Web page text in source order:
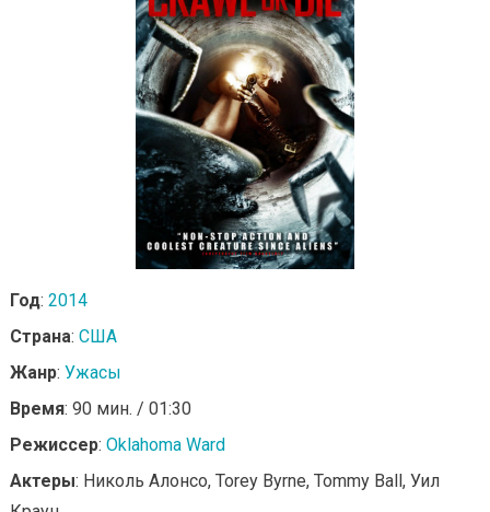
Год: 2014
Страна: США
Жанр: Ужасы
Время: 90 мин. / 01:30
Режиссер: Oklahoma Ward
Актеры: Николь Алонсо, Torey Byrne, Tommy Ball, Уил